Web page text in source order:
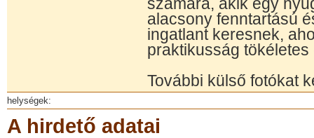
alacsony fenntartású
ingatlant keresnek,
praktikusság
További külső fotókat
helységek:
A hirdető adatai